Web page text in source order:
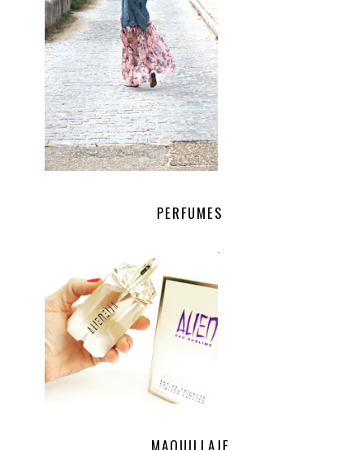
PERFUMES
.
MAQUILLAJE